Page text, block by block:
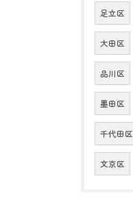
足立区
大田区
品川区
墨田区
千代田区
文京区